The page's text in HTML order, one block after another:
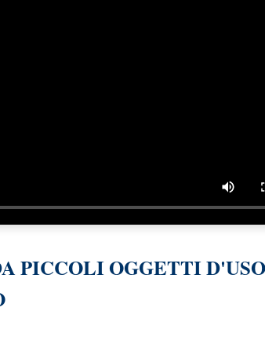
PICCOLI OGGETTI D'USO